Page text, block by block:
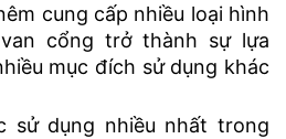
cung cấp nhiều loại hình
cổng trở thành sự lựa
mục đích sử dụng khác
sử dụng nhiều nhất trong